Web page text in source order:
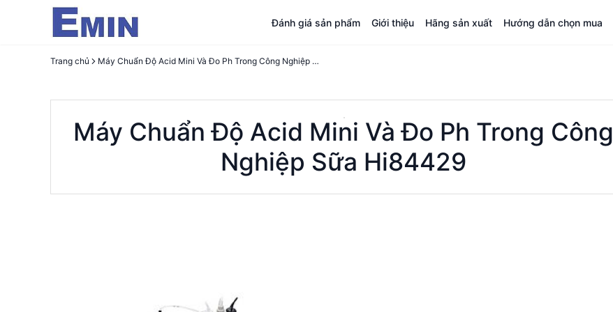
Đánh giá sản phẩm Giới thiệu Hãng sản xuất Hướng dẫn chọn mua
Trang chủ Máy Chuẩn Độ Acid Mini Và Đo Ph Trong Công Nghiệp Sữa Hi84429
Máy Chuẩn Độ Acid Mini Và Đo Ph Trong Công
Nghiệp Sữa Hi84429